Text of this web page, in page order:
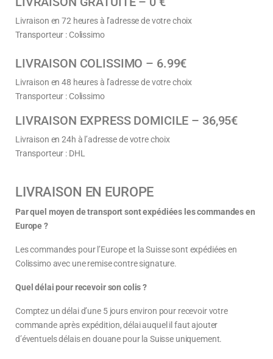
Livraison en 72 heures à l’adresse de votre choix
Transporteur : Colissimo
LIVRAISON COLISSIMO – 6.99€
Livraison en 48 heures à l’adresse de votre choix
Transporteur : Colissimo
LIVRAISON EXPRESS DOMICILE – 36,95€
Livraison en 24h à l’adresse de votre choix
Transporteur : DHL
LIVRAISON EN EUROPE
Par quel moyen de transport sont expédiées les commandes en
Europe ?
Les commandes pour l’Europe et la Suisse sont expédiées en
Colissimo avec une remise contre signature.
Quel délai pour recevoir son colis ?
Comptez un délai d’une 5 jours environ pour recevoir votre
commande après expédition, délai auquel il faut ajouter
d’éventuels délais en douane pour la Suisse uniquement.